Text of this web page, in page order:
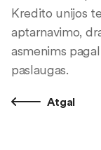
Kredito unijos
aptarnavimo,
asmenims
paslaugas.
Atgal